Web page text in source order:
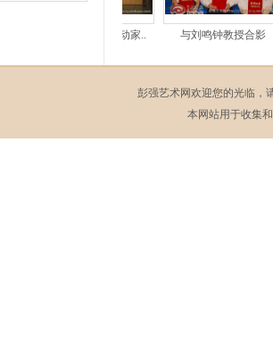
与新加坡社会活动家.. 与刘鸣钟教授合影
彭强艺术网欢迎您的光临，
本网站用于收集